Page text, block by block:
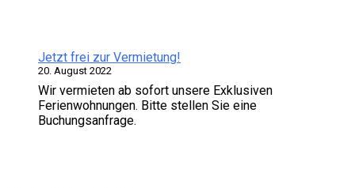
Jetzt frei zur Vermietung!
20. August 2022
Wir vermieten ab sofort unsere Exklusiven
Ferienwohnungen. Bitte stellen Sie eine
Buchungsanfrage.